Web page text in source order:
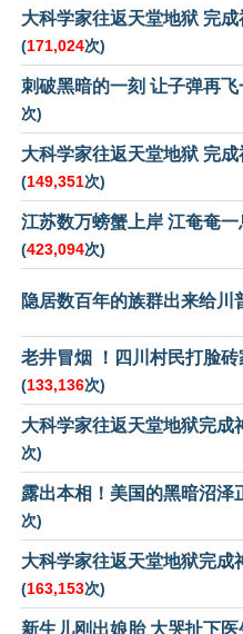
大科学家往返天堂地狱 完
(171,024次)
刺破黑暗的一刻 让子弹再飞
次)
大科学家往返天堂地狱 完
(149,351次)
江苏数万螃蟹上岸 江奄奄
(423,094次)
隐居数百年的族群出来给川
老井冒烟 ！四川村民打脸
(133,136次)
大科学家往返天堂地狱完成
次)
露出本相！美国的黑暗沼泽
次)
大科学家往返天堂地狱完成
(163,153次)
新生儿刚出娘胎 大哭扯下